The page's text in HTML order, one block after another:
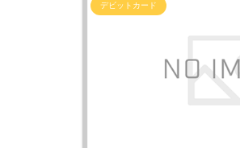
デビットカード